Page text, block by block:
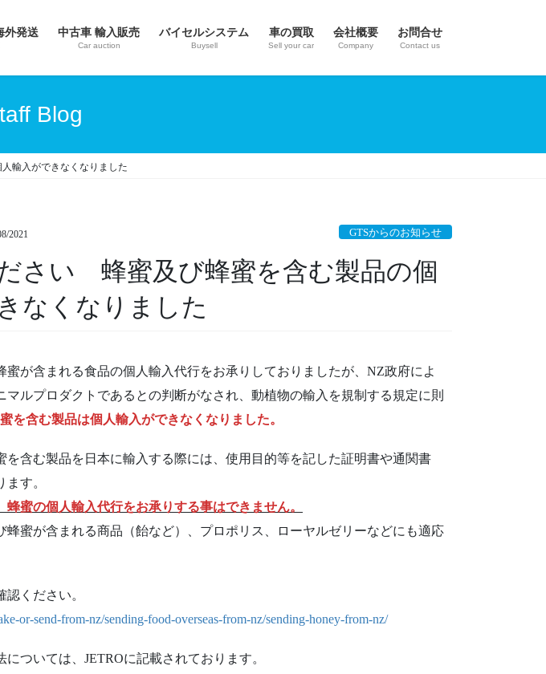
外発送 中古車 輸入販売
Car auction
バイセルシステム
Buysell
車の買取
Sell your car
会社概要
Company
お問合せ
Contact us
Blog
輸入ができなくなりました
2021 GTSからのお知らせ
さい 蜂蜜及び蜂蜜を含む製品の個
なくなりました
蜜が含まれる食品の個人輸入代行をお承りしておりましたが、NZ政府によ
マルプロダクトであるとの判断がなされ、動植物の輸入を規制する規定に則
を含む製品は個人輸入ができなくなりました。
を含む製品を日本に輸入する際には、使用目的等を記した証明書や通関書
す。
蜂蜜の個人輸入代行をお承りする事はできません。
蜂蜜が含まれる商品（飴など）、プロポリス、ローヤルゼリーなどにも適応
ください。
or-send-from-nz/sending-food-overseas-from-nz/sending-honey-from-nz/
ついては、JETROに記載されております。